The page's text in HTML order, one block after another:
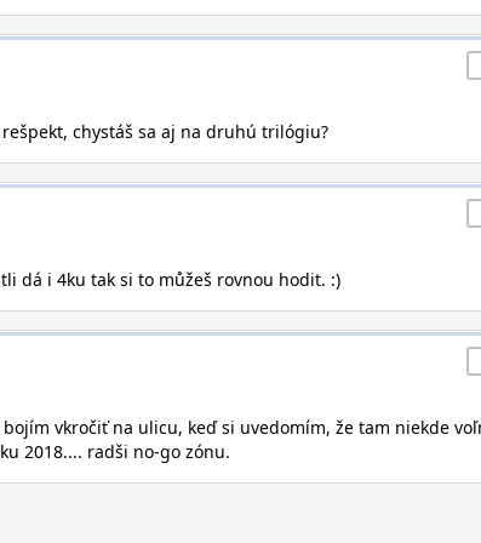
rešpekt, chystáš sa aj na druhú trilógiu?
dá i 4ku tak si to můžeš rovnou hodit. :)
bojím vkročiť na ulicu, keď si uvedomím, že tam niekde
2018.... radši no-go zónu.